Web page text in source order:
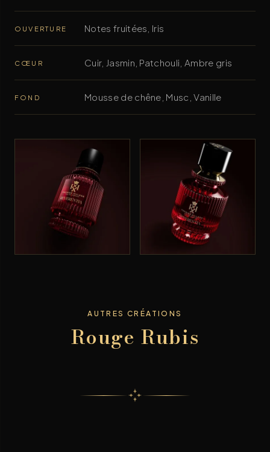
OUVERTURE Notes fruitées, Iris
CŒUR Cuir, Jasmin, Patchouli, Ambre gris
FOND Mousse de chêne, Musc, Vanille
AUTRES CRÉATIONS
Rouge Rubis